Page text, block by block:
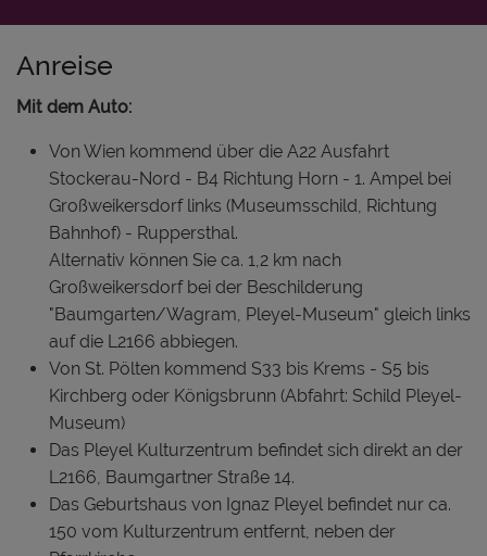
Anreise
Mit dem Auto:
Von Wien kommend über die A22 Ausfahrt
Stockerau-Nord - B4 Richtung Horn - 1. Ampel bei
Großweikersdorf links (Museumsschild, Richtung
Bahnhof) - Ruppersthal.
Alternativ können Sie ca. 1,2 km nach
Großweikersdorf bei der Beschilderung
"Baumgarten/Wagram, Pleyel-Museum" gleich links
auf die L2166 abbiegen.
Von St. Pölten kommend S33 bis Krems - S5 bis
Kirchberg oder Königsbrunn (Abfahrt: Schild Pleyel-
Museum)
Das Pleyel Kulturzentrum befindet sich direkt an der
L2166, Baumgartner Straße 14.
Das Geburtshaus von Ignaz Pleyel befindet nur ca.
150 vom Kulturzentrum entfernt, neben der